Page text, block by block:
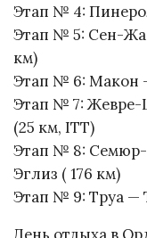
Этап № 4:
Этап № 5: Сен-
км)
Этап № 6: Макон
Этап № 7:
(25 км, ITT)
Этап № 8:
Эглиз ( 176 км)
Этап № 9: Труа —